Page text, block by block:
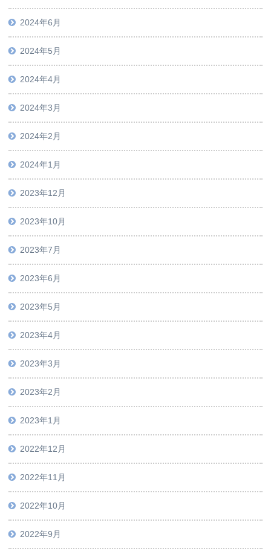
2024年6月
2024年5月
2024年4月
2024年3月
2024年2月
2024年1月
2023年12月
2023年10月
2023年7月
2023年6月
2023年5月
2023年4月
2023年3月
2023年2月
2023年1月
2022年12月
2022年11月
2022年10月
2022年9月